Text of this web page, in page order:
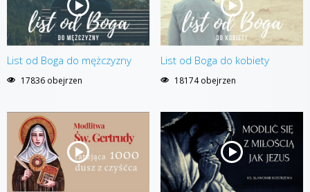
List od Boga do mężczyzny
17836 obejrzen
List od Boga do kobiety
18174 obejrzen